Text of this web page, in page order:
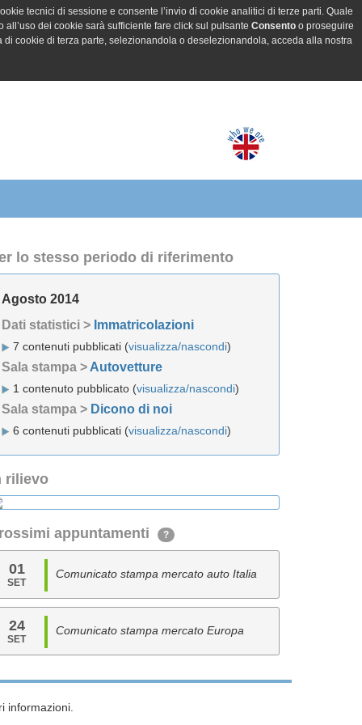
tecnici di sessione e consente l’invio di cookie analitici di terze parti. Quale
dei cookie sarà sufficiente fare click sul pulsante Consentoo proseguire
cookie di terza parte, selezionandola o deselezionandola, acceda alla nostra
lo stesso periodo di riferimento
Agosto 2014
Dati statistici > Immatricolazioni
7 contenuti pubblicati (visualizza/nascondi)
Sala stampa > Autovetture
1 contenuto pubblicato (visualizza/nascondi)
Sala stampa > Dicono di noi
6 contenuti pubblicati (visualizza/nascondi)
rilievo
appuntamenti ?
01
SET
Comunicato stampa mercato auto Italia
24
SET
Comunicato stampa mercato Europa
informazioni.